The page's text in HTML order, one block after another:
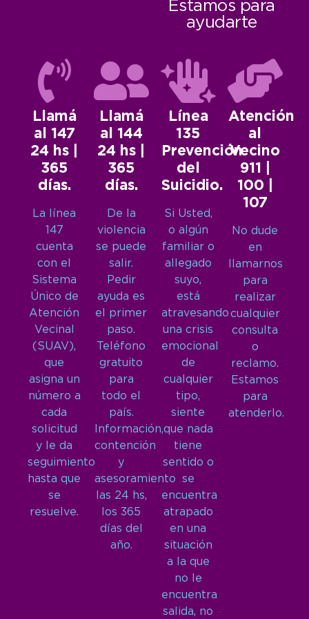
Estamos para
ayudarte
Llamá
al 147
24 hs |
365
días.
La línea
147
cuenta
con el
Sistema
Único de
Atención
Vecinal
(SUAV),
que
asigna un
número a
cada
solicitud
y le da
seguimiento
hasta que
se
resuelve.
Llamá
al 144
24 hs |
365
días.
De la
violencia
se puede
salir.
Pedir
ayuda es
el primer
paso.
Teléfono
gratuito
para
todo el
país.
Información,
contención
y
asesoramiento
las 24 hs,
los 365
días del
año.
Línea
135
Prevención
del
Suicidio.
Si Usted,
o algún
familiar o
allegado
suyo,
está
atravesando
una crisis
emocional
de
cualquier
tipo,
siente
que nada
tiene
sentido o
se
encuentra
atrapado
en una
situación
a la que
no le
encuentra
salida, no
Atención
al
Vecino
911 |
100 |
107
No dude
en
llamarnos
para
realizar
cualquier
consulta
o
reclamo.
Estamos
para
atenderlo.